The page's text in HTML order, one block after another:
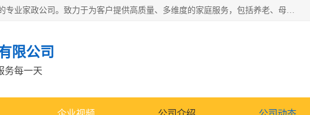
深圳市柏林家政有限公司是一家服务于深圳市民的专业家政公司。致力于为客户提供高质量、多维度的家庭服务，包括养老、母婴、月嫂育婴早教、康复理疗、家电清洗和保洁等方面的专业服务。
限公司
务每一天